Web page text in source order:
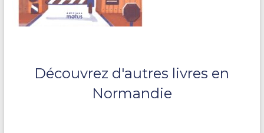
Découvrez d'autres livres en
Normandie